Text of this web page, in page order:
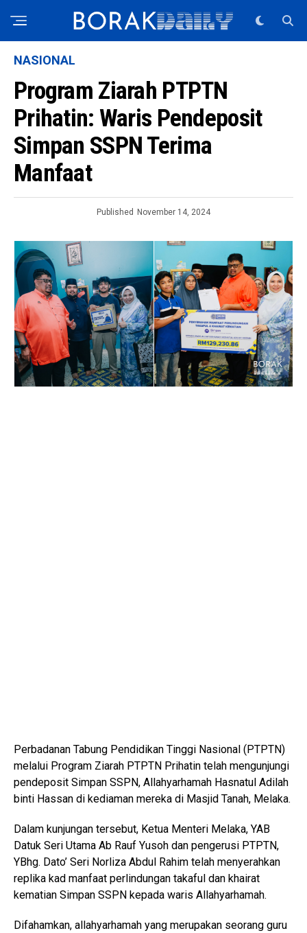
NASIONAL
Program Ziarah PTPTN
Prihatin: Waris Pendeposit
Simpan SSPN Terima
Manfaat
Published November 14, 2024
Perbadanan Tabung Pendidikan Tinggi Nasional (PTPTN)
melalui Program Ziarah PTPTN Prihatin telah mengunjungi
pendeposit Simpan SSPN, Allahyarhamah Hasnatul Adilah
binti Hassan di kediaman mereka di Masjid Tanah, Melaka.
Dalam kunjungan tersebut, Ketua Menteri Melaka, YAB
Datuk Seri Utama Ab Rauf Yusoh dan pengerusi PTPTN,
YBhg. Dato’ Seri Norliza Abdul Rahim telah menyerahkan
replika kad manfaat perlindungan takaful dan khairat
kematian Simpan SSPN kepada waris Allahyarhamah.
Difahamkan, allahyarhamah yang merupakan seorang guru